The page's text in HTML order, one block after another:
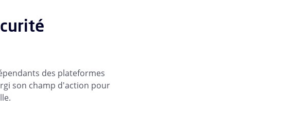
des plateformes
son champ d'action pour